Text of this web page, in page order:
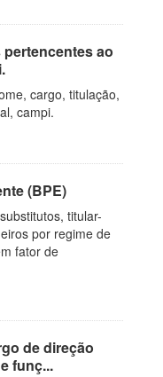
ao
cargo, titulação,
campi.
(BPE)
titular-
por regime de
fator de
de direção
funç...